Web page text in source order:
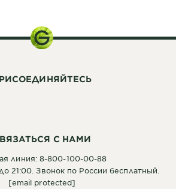
С НАМИ
линия: 8-800-100-00-88
21:00. Звонок по России бесплатный.
[email protected]